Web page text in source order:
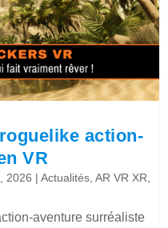
action-
VR
2026 |Actualités ,AR VR XR
aventure surréaliste